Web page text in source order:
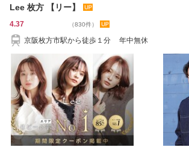
Lee 枚方 【リー】
4.37 （830件）
京阪枚方市駅から徒歩１分 年中無休